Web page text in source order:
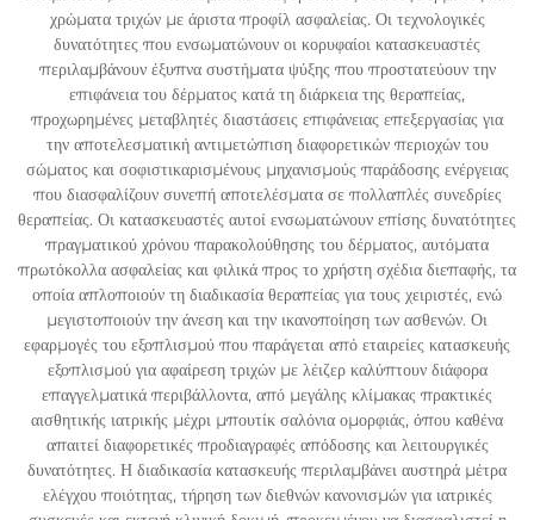
χρώματα τριχών με άριστα προφίλ ασφαλείας. Οι τεχνολογικές
δυνατότητες που ενσωματώνουν οι κορυφαίοι κατασκευαστές
περιλαμβάνουν έξυπνα συστήματα ψύξης που προστατεύουν την
επιφάνεια του δέρματος κατά τη διάρκεια της θεραπείας,
προχωρημένες μεταβλητές διαστάσεις επιφάνειας επεξεργασίας για
την αποτελεσματική αντιμετώπιση διαφορετικών περιοχών του
σώματος και σοφιστικαρισμένους μηχανισμούς παράδοσης ενέργειας
που διασφαλίζουν συνεπή αποτελέσματα σε πολλαπλές συνεδρίες
θεραπείας. Οι κατασκευαστές αυτοί ενσωματώνουν επίσης δυνατότητες
πραγματικού χρόνου παρακολούθησης του δέρματος, αυτόματα
πρωτόκολλα ασφαλείας και φιλικά προς το χρήστη σχέδια διεπαφής, τα
οποία απλοποιούν τη διαδικασία θεραπείας για τους χειριστές, ενώ
μεγιστοποιούν την άνεση και την ικανοποίηση των ασθενών. Οι
εφαρμογές του εξοπλισμού που παράγεται από εταιρείες κατασκευής
εξοπλισμού για αφαίρεση τριχών με λέιζερ καλύπτουν διάφορα
επαγγελματικά περιβάλλοντα, από μεγάλης κλίμακας πρακτικές
αισθητικής ιατρικής μέχρι μπουτίκ σαλόνια ομορφιάς, όπου καθένα
απαιτεί διαφορετικές προδιαγραφές απόδοσης και λειτουργικές
δυνατότητες. Η διαδικασία κατασκευής περιλαμβάνει αυστηρά μέτρα
ελέγχου ποιότητας, τήρηση των διεθνών κανονισμών για ιατρικές